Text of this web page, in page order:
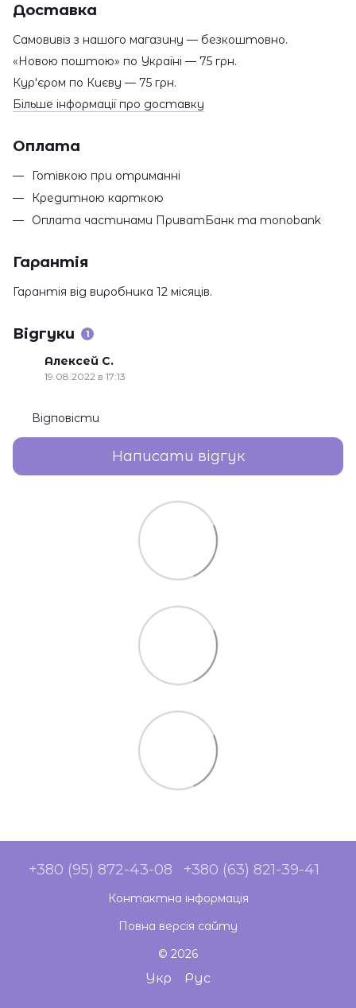
Доставка
Самовивіз з нашого магазину — безкоштовно.
«Новою поштою» по Україні — 75 грн.
Кур'єром по Києву — 75 грн.
Більше інформації про доставку
Оплата
Готівкою при отриманні
Кредитною карткою
Оплата частинами ПриватБанк та monobank
Гарантія
Гарантія від виробника 12 місяців.
Відгуки 1
Алексей С.
19.08.2022 в 17:13
Відповісти
Написати відгук
+380 (95) 872-43-08 +380 (63) 821-39-41
Контактна інформація
Повна версія сайту
© 2026
Укр Рус